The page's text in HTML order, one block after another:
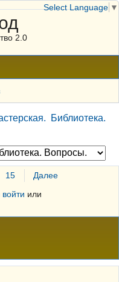
2.0
Библиотека.
15
Далее
войти или
Select Language ▼